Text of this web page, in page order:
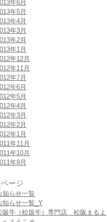
年6月
年5月
年4月
年3月
年2月
年1月
年12月
年11月
年7月
年6月
年5月
年4月
年3月
年2月
年1月
年11月
年10月
年9月
ージ
知らせ一覧
知らせ一覧_Y
阪牛（松坂牛）専門店 松阪まるよ